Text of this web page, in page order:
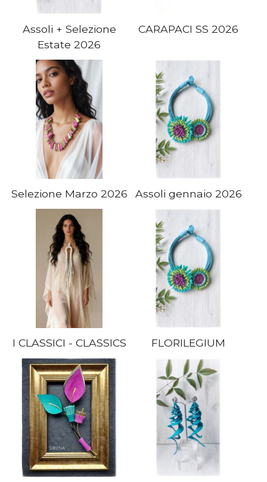
Assoli + Selezione
Estate 2026
CARAPACI SS 2026
Selezione Marzo 2026 Assoli gennaio 2026
I CLASSICI - CLASSICS FLORILEGIUM